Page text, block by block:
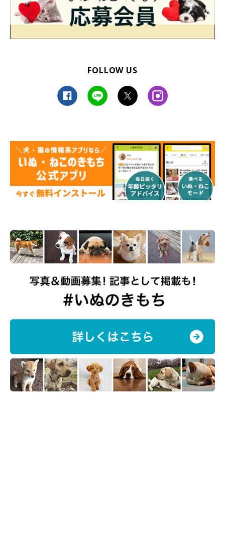
FOLLOW US